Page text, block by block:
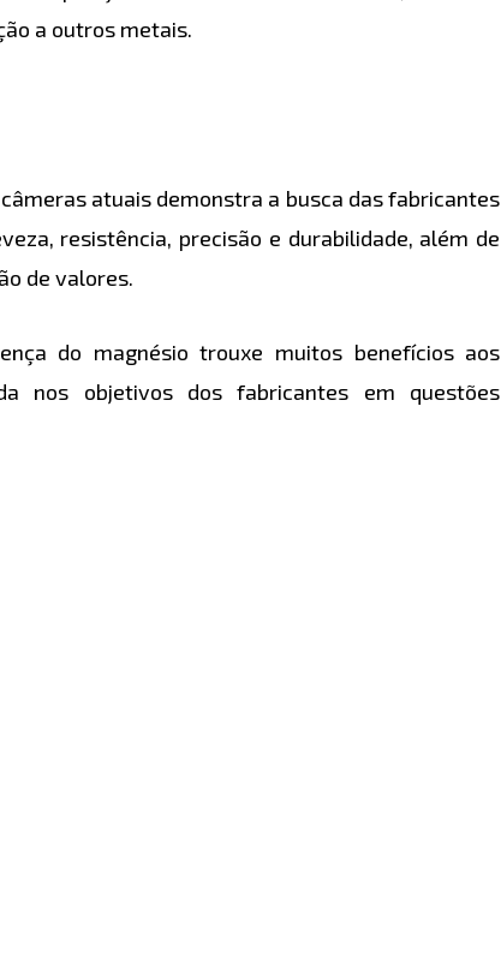
a outros metais.
atuais demonstra a busca das fabricantes
resistência, precisão e durabilidade, além de
de valores.
do magnésio trouxe muitos benefícios aos
nos objetivos dos fabricantes em questões